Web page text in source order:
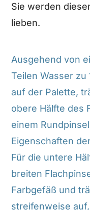
Sie werden
lieben.
Ausgehend von
Teilen Wasser zu
auf der Palette,
obere Hälfte des
einem
Eigenschaften
Für die untere
breiten
Farbgefäß und
streifenweise